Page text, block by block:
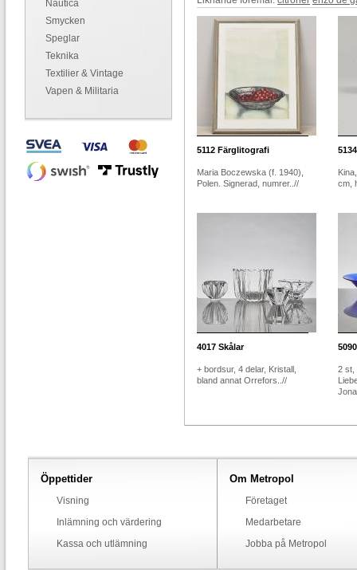
Nautica
Smycken
Speglar
Teknika
Textilier & Vintage
Vapen & Militaria
5112 Färglitografi
Maria Boczewska (f. 1940),
Polen. Signerad, numrer..//
5134
cm,
4017 Skålar
+ bordsur, 4 delar, Kristall,
bland annat Orrefors..//
5090
2 st,
Öppettider
Visning
Inlämning och värdering
Kassa och utlämning
Om Metropol
Företaget
Medarbetare
Jobba på Metropol